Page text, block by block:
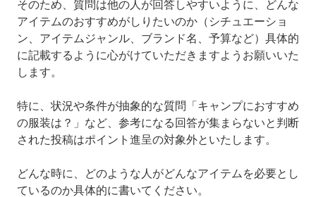
そのため、質問は他の人が回答しやすいように、どんな
アイテムのおすすめがしりたいのか（シチュエーショ
ン、アイテムジャンル、ブランド名、予算など）具体的
に記載するように心がけていただきますようお願いいた
します。
特に、状況や条件が抽象的な質問「キャンプにおすすめ
の服装は？」など、参考になる回答が集まらないと判断
された投稿はポイント進呈の対象外といたします。
どんな時に、どのような人がどんなアイテムを必要とし
ているのか具体的に書いてください。